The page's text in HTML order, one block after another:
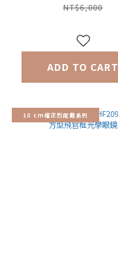
NT$6,000
ADD TO CART
10 cm權正烈配戴系列